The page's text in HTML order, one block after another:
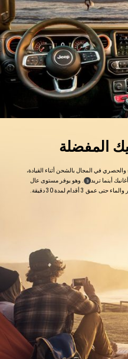
المفضلة
في المجال بالشحن أثناء القيادة،
أينما تريد
(
Disclosure
3
) . وهو يوفر مستوى عال
أقدام لمدة 30 دقيقة.